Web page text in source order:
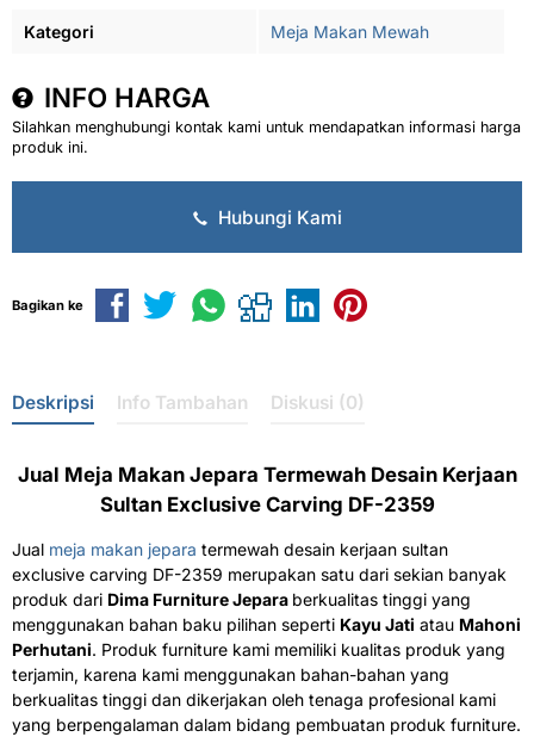
Kategori Meja Makan Mewah
INFO HARGA
Silahkan menghubungi kontak kami untuk mendapatkan informasi harga
produk ini.
Hubungi Kami
Bagikan ke
Deskripsi Info Tambahan Diskusi (0)
Jual Meja Makan Jepara Termewah Desain Kerjaan
Sultan Exclusive Carving DF-2359
Jual meja makan jepara termewah desain kerjaan sultan
exclusive carving DF-2359 merupakan satu dari sekian banyak
produk dari Dima Furniture Jepara berkualitas tinggi yang
menggunakan bahan baku pilihan seperti Kayu Jati atau Mahoni
Perhutani. Produk furniture kami memiliki kualitas produk yang
terjamin, karena kami menggunakan bahan-bahan yang
berkualitas tinggi dan dikerjakan oleh tenaga profesional kami
yang berpengalaman dalam bidang pembuatan produk furniture.